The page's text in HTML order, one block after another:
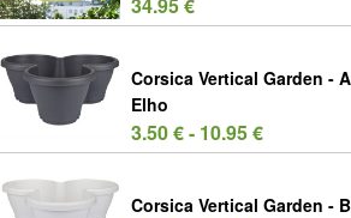
Corsica Vertical Garden -
Elho
3.50 € - 10.95 €
Corsica Vertical Garden -